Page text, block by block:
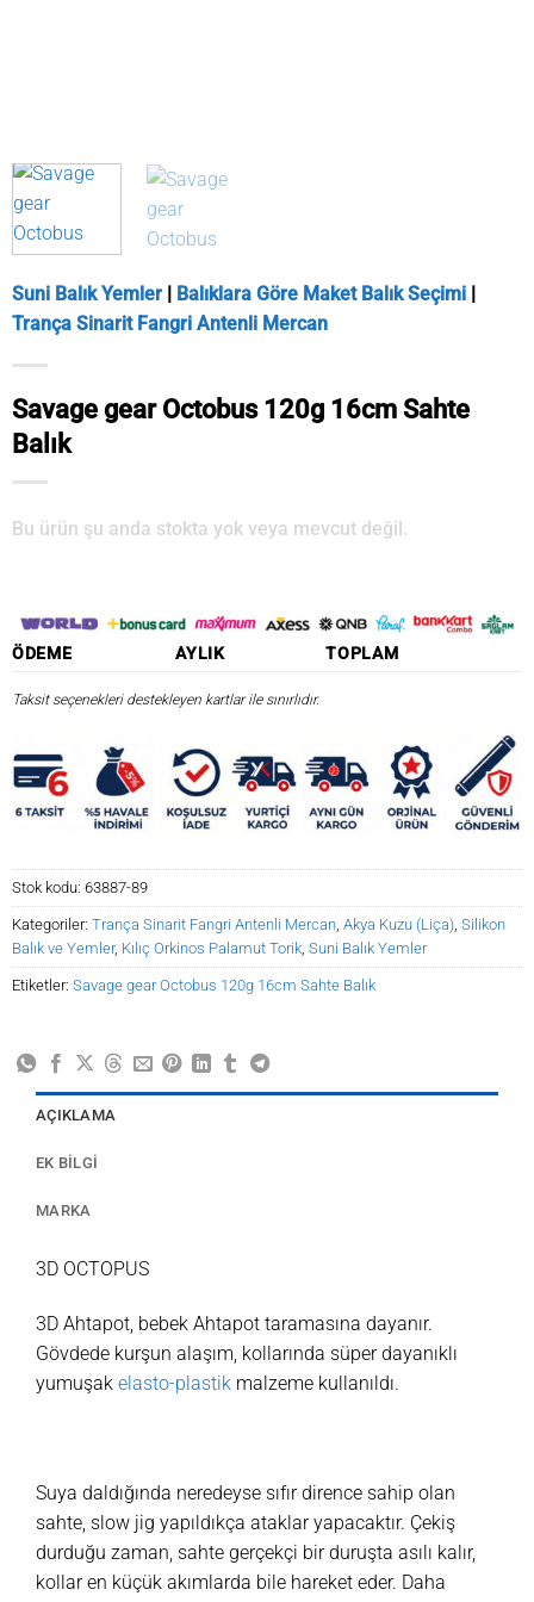
Suni Balık Yemler | Balıklara Göre Maket Balık Seçimi |
Trança Sinarit Fangri Antenli Mercan
Savage gear Octobus 120g 16cm Sahte
Balık
Bu ürün şu anda stokta yok veya mevcut değil.
ÖDEME AYLIK TOPLAM
Taksit seçenekleri destekleyen kartlar ile sınırlıdır.
Stok kodu: 63887-89
Kategoriler: Trança Sinarit Fangri Antenli Mercan Akya Kuzu (Liça) Silikon
Balık ve Yemler, Kılıç Orkinos Palamut Torik Suni Balık Yemler
Etiketler: Savage gear Octobus 120g 16cm Sahte Balık
AÇIKLAMA
EK BILGI
MARKA
3D OCTOPUS
3D Ahtapot, bebek Ahtapot taramasına dayanır.
Gövdede kurşun alaşım, kollarında süper dayanıklı
yumuşak elasto-plastik malzeme kullanıldı.
Suya daldığında neredeyse sıfır dirence sahip olan
sahte, slow jig yapıldıkça ataklar yapacaktır. Çekiş
durduğu zaman, sahte gerçekçi bir duruşta asılı kalır,
kollar en küçük akımlarda bile hareket eder. Daha